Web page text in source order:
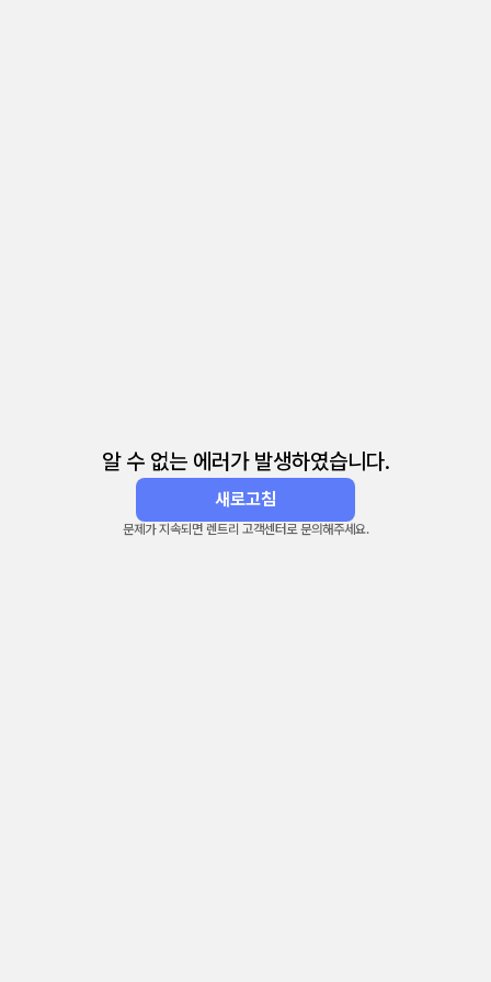
알 수 없는 에러가 발생하였습니다.
새로고침
문제가 지속되면 렌트리 고객센터로 문의해주세요.